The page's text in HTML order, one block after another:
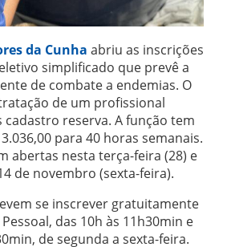
da Cunha abriu as inscrições
simplificado que prevê a
de combate a endemias. O
de um profissional
reserva. A função tem
para 40 horas semanais.
abertas nesta terça-feira (28) e
de novembro (sexta-feira).
se inscrever gratuitamente
das 10h às 11h30min e
de segunda a sexta-feira.